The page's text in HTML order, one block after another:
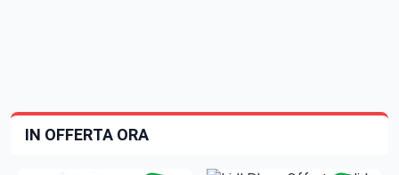
IN OFFERTA ORA